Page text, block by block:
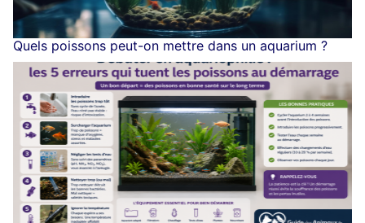
Quels poissons peut-on mettre dans un aquarium ?